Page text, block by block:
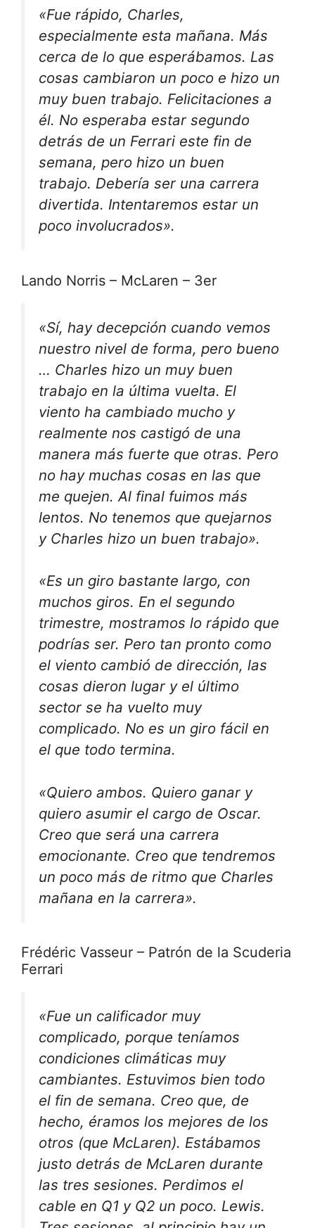
«Fue rápido, Charles,
especialmente esta mañana. Más
cerca de lo que esperábamos. Las
cosas cambiaron un poco e hizo un
muy buen trabajo. Felicitaciones a
él. No esperaba estar segundo
detrás de un Ferrari este fin de
semana, pero hizo un buen
trabajo. Debería ser una carrera
divertida. Intentaremos estar un
poco involucrados».
Lando Norris – McLaren – 3er
«Sí, hay decepción cuando vemos
nuestro nivel de forma, pero bueno
… Charles hizo un muy buen
trabajo en la última vuelta. El
viento ha cambiado mucho y
realmente nos castigó de una
manera más fuerte que otras. Pero
no hay muchas cosas en las que
me quejen. Al final fuimos más
lentos. No tenemos que quejarnos
y Charles hizo un buen trabajo».
«Es un giro bastante largo, con
muchos giros. En el segundo
trimestre, mostramos lo rápido que
podrías ser. Pero tan pronto como
el viento cambió de dirección, las
cosas dieron lugar y el último
sector se ha vuelto muy
complicado. No es un giro fácil en
el que todo termina.
«Quiero ambos. Quiero ganar y
quiero asumir el cargo de Oscar.
Creo que será una carrera
emocionante. Creo que tendremos
un poco más de ritmo que Charles
mañana en la carrera».
Frédéric Vasseur – Patrón de la Scuderia
Ferrari
«Fue un calificador muy
complicado, porque teníamos
condiciones climáticas muy
cambiantes. Estuvimos bien todo
el fin de semana. Creo que, de
hecho, éramos los mejores de los
otros (que McLaren). Estábamos
justo detrás de McLaren durante
las tres sesiones. Perdimos el
cable en Q1 y Q2 un poco. Lewis.